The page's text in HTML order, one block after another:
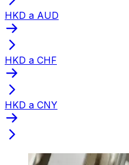
HKD a AUD
HKD a CHF
HKD a CNY